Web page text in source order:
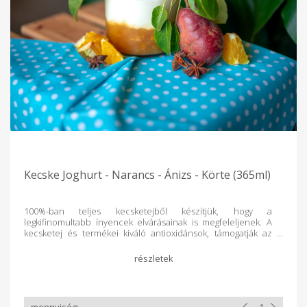
Kecske Joghurt - Narancs - Ánizs - Körte (365ml)
100%-ban teljes kecsketejből készítjük, hogy a
legkifinomultabb ínyencek elvárásainak is megfeleljenek. A
kecsketej és termékei kiváló antioxidánsok, támogatják az
tesznek a pajzsmirigy működésének. A bennük található B-
vitaminok hatékonyan hozzájárulnak az idegrendszer és az
szeretettel nevelkednek, ami meghozza az eredményét a